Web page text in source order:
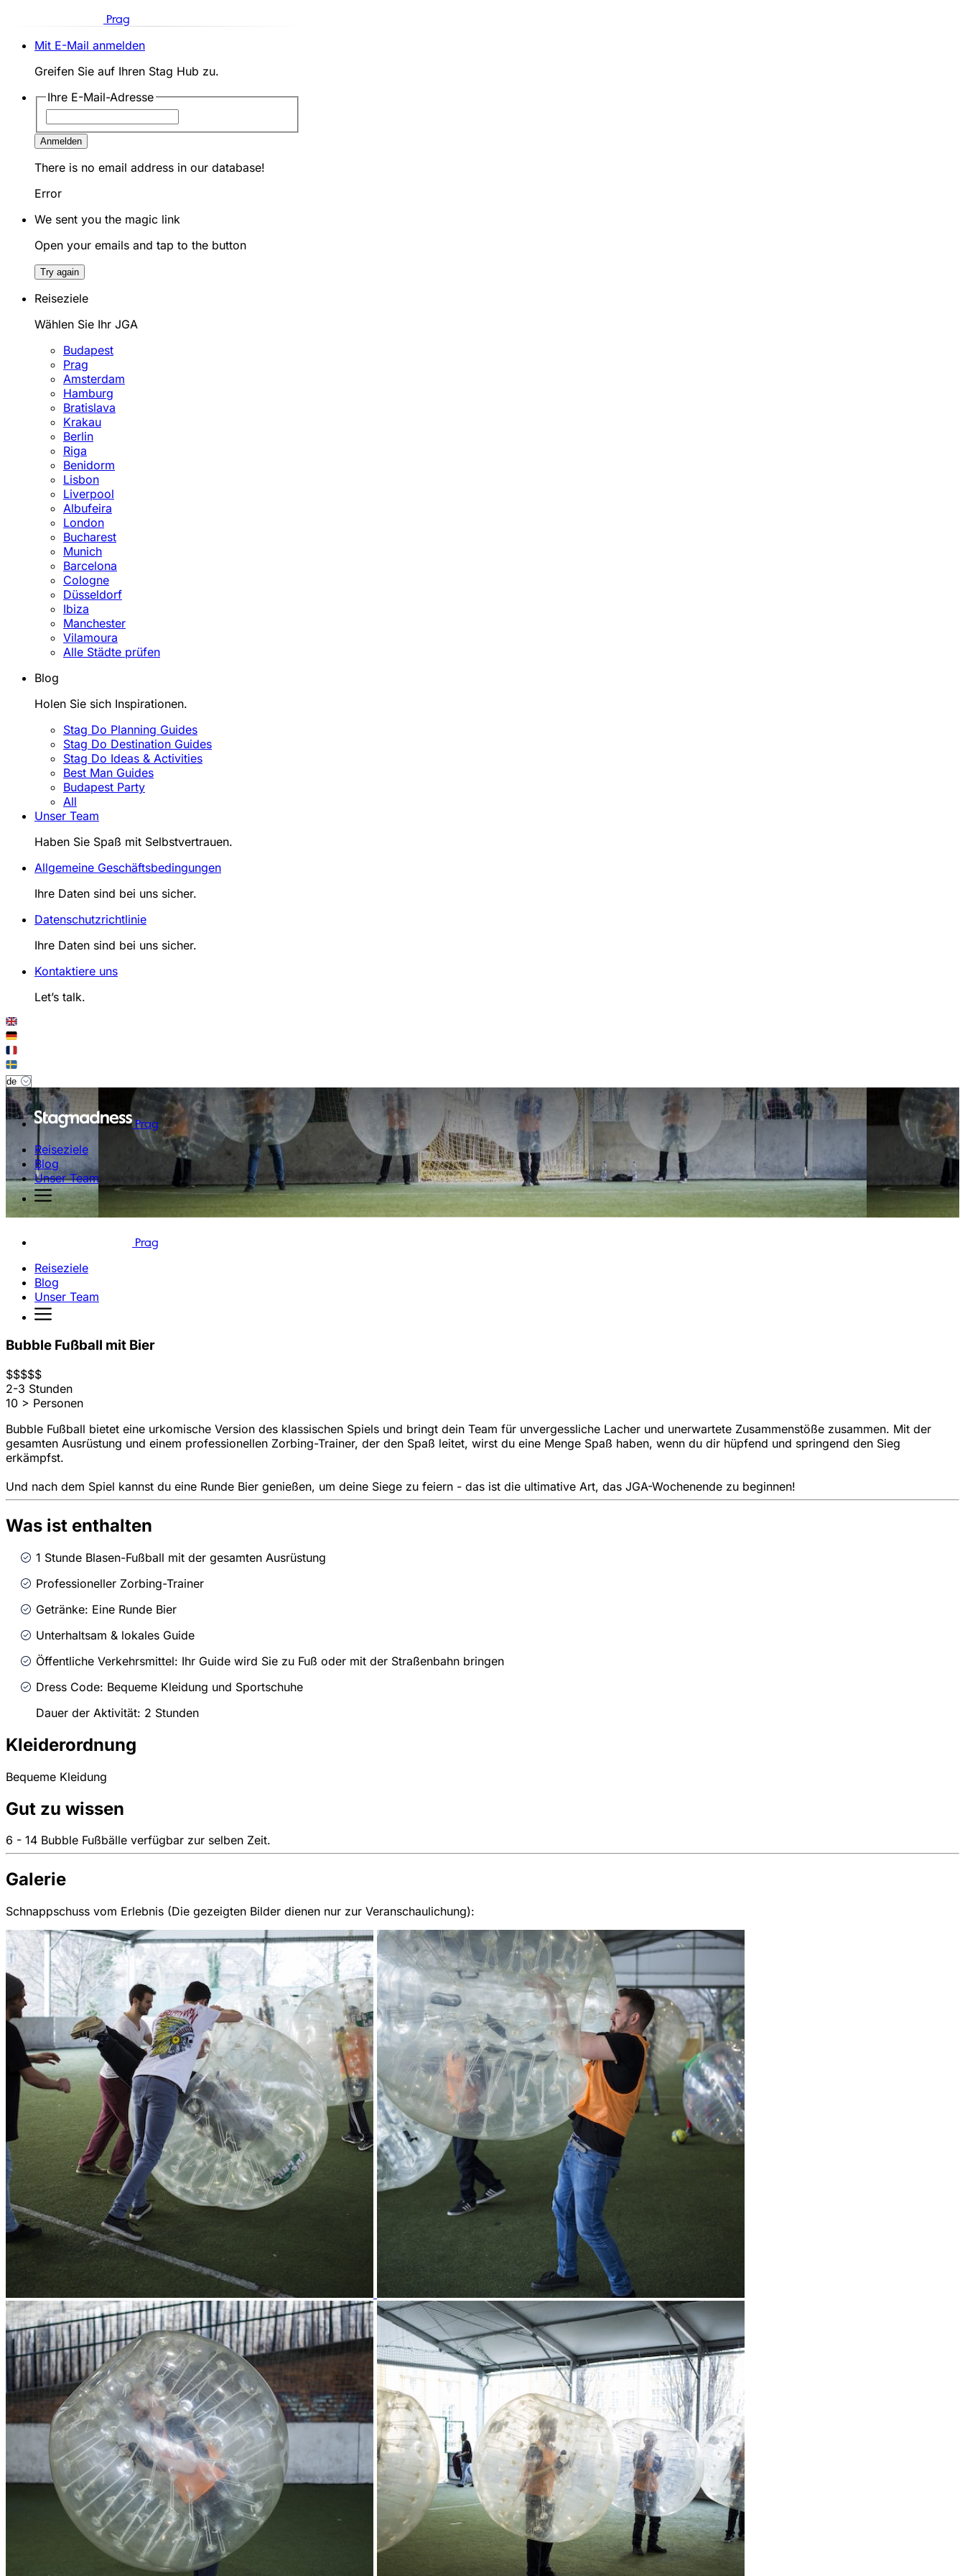
Prag
Mit E-Mail anmelden
Greifen Sie auf Ihren Stag Hub zu.
Ihre E-Mail-Adresse
Anmelden
There is no email address in our database!
Error
We sent you the magic link
Open your emails and tap to the button
Try again
Reiseziele
Wählen Sie Ihr JGA
Budapest
Prag
Amsterdam
Hamburg
Bratislava
Krakau
Berlin
Riga
Benidorm
Lisbon
Liverpool
Albufeira
London
Bucharest
Munich
Barcelona
Cologne
Düsseldorf
Ibiza
Manchester
Vilamoura
Alle Städte prüfen
Blog
Holen Sie sich Inspirationen.
Stag Do Planning Guides
Stag Do Destination Guides
Stag Do Ideas & Activities
Best Man Guides
Budapest Party
All
Unser Team
Haben Sie Spaß mit Selbstvertrauen.
Allgemeine Geschäftsbedingungen
Ihre Daten sind bei uns sicher.
Datenschutzrichtlinie
Ihre Daten sind bei uns sicher.
Kontaktiere uns
Let’s talk.
Prag
Reiseziele
Blog
Unser Team
Prag
Reiseziele
Blog
Unser Team
Bubble Fußball mit Bier
$$$$$
2-3 Stunden
10 > Personen
Bubble Fußball bietet eine urkomische Version des klassischen Spiels und bringt dein Team für unvergessliche Lacher und unerwartete Zusammenstöße zusammen. Mit der
gesamten Ausrüstung und einem professionellen Zorbing-Trainer, der den Spaß leitet, wirst du eine Menge Spaß haben, wenn du dir hüpfend und springend den Sieg
erkämpfst.
Und nach dem Spiel kannst du eine Runde Bier genießen, um deine Siege zu feiern - das ist die ultimative Art, das JGA-Wochenende zu beginnen!
Was ist enthalten
1 Stunde Blasen-Fußball mit der gesamten Ausrüstung
Professioneller Zorbing-Trainer
Getränke: Eine Runde Bier
Unterhaltsam & lokales Guide
Öffentliche Verkehrsmittel: Ihr Guide wird Sie zu Fuß oder mit der Straßenbahn bringen
Dress Code: Bequeme Kleidung und Sportschuhe
Dauer der Aktivität: 2 Stunden
Kleiderordnung
Bequeme Kleidung
Gut zu wissen
6 - 14 Bubble Fußbälle verfügbar zur selben Zeit.
Galerie
Schnappschuss vom Erlebnis (Die gezeigten Bilder dienen nur zur Veranschaulichung):